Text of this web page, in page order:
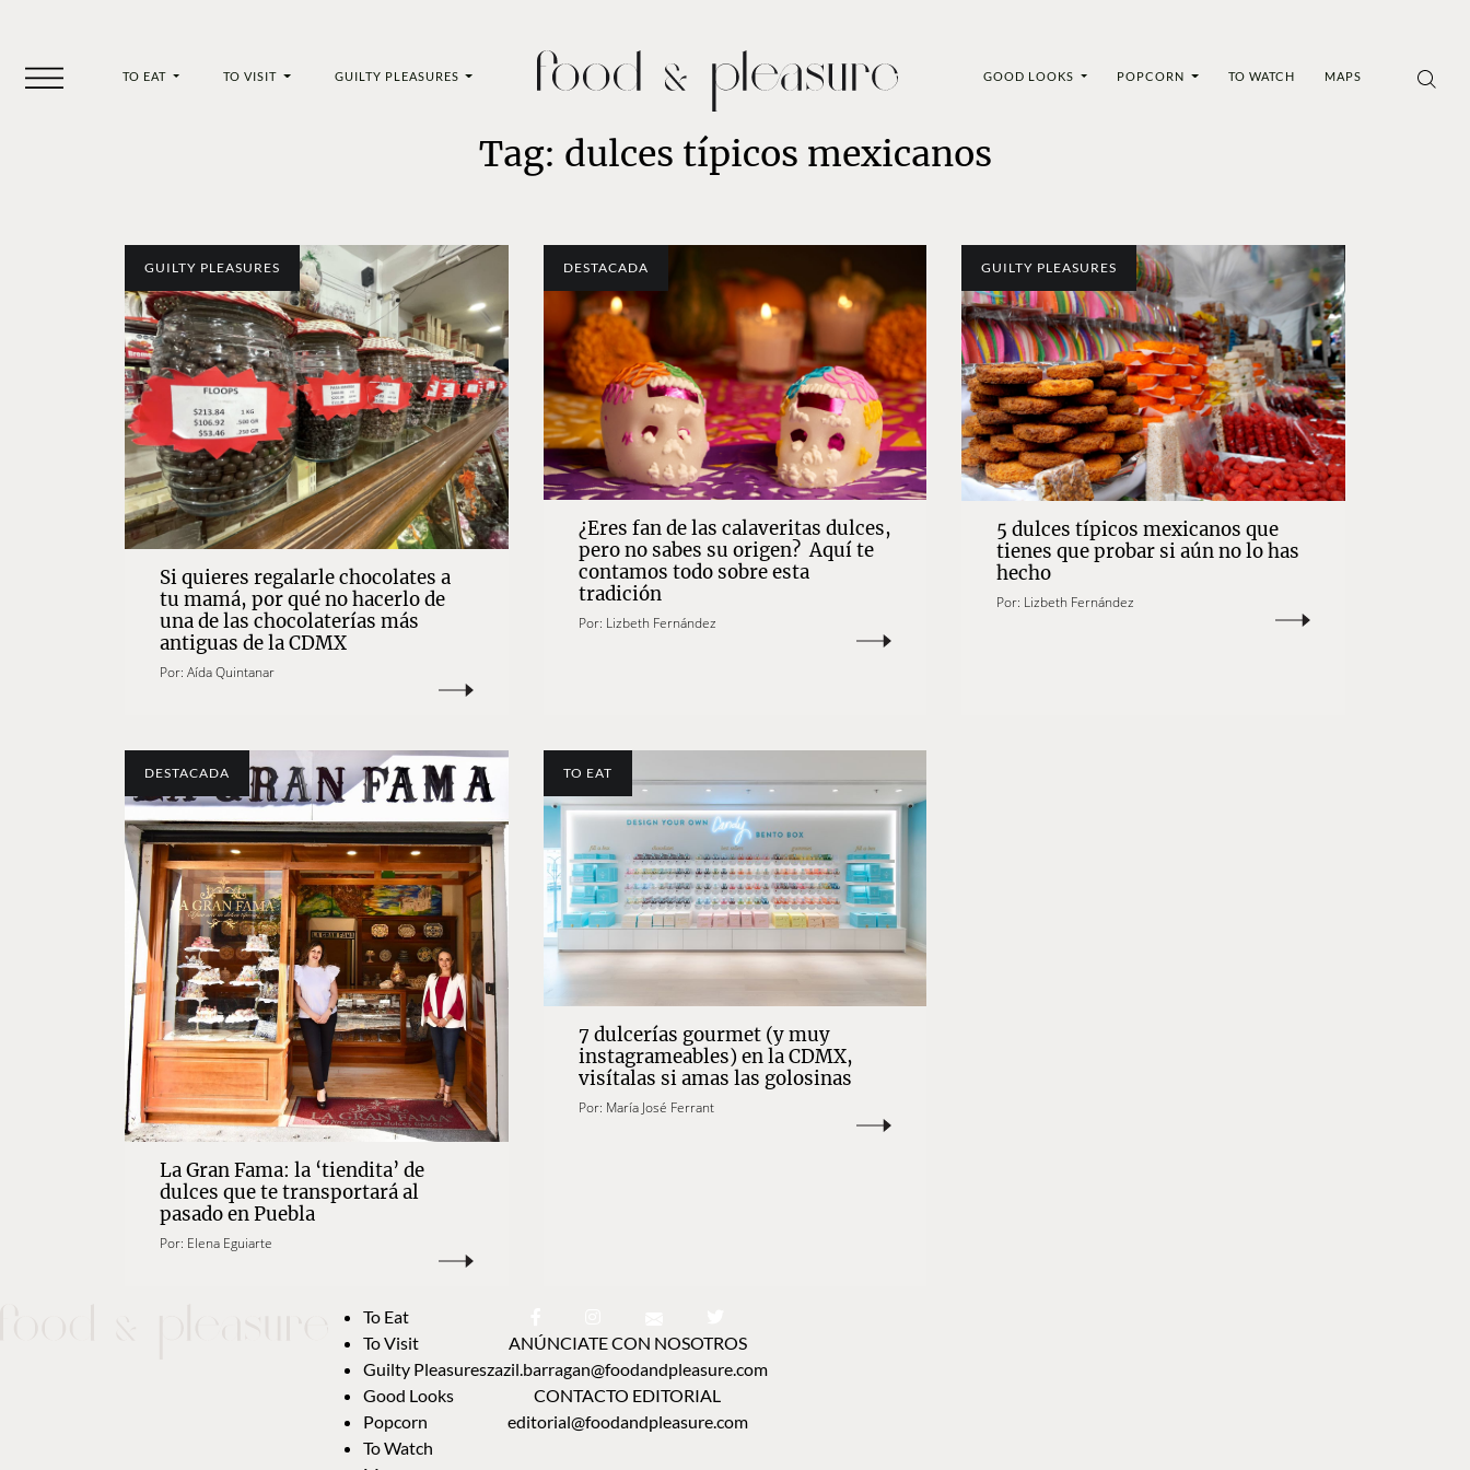
TO EAT TO VISIT GUILTY PLEASURES GOOD LOOKS POPCORN TO WATCH MAPS
Tag: dulces típicos mexicanos
GUILTY PLEASURES
Si quieres regalarle chocolates a
tu mamá, por qué no hacerlo de
una de las chocolaterías más
antiguas de la CDMX
Por: Aída Quintanar
DESTACADA
¿Eres fan de las calaveritas dulces,
pero no sabes su origen? Aquí te
contamos todo sobre esta
tradición
Por: Lizbeth Fernández
GUILTY PLEASURES
5 dulces típicos mexicanos que
tienes que probar si aún no lo has
hecho
Por: Lizbeth Fernández
DESTACADA
La Gran Fama: la ‘tiendita’ de
dulces que te transportará al
pasado en Puebla
Por: Elena Eguiarte
TO EAT
7 dulcerías gourmet (y muy
instagrameables) en la CDMX,
visítalas si amas las golosinas
Por: María José Ferrant
To Eat
To Visit
Guilty Pleasures
Good Looks
Popcorn
To Watch
ANÚNCIATE CON NOSOTROS
zazil.barragan@foodandpleasure.com
CONTACTO EDITORIAL
editorial@foodandpleasure.com